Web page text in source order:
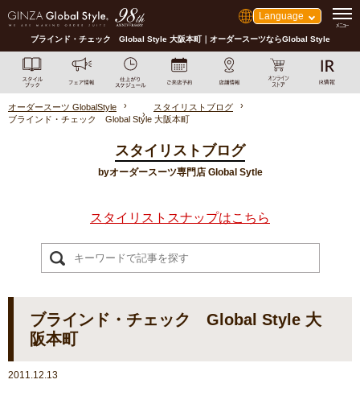
Language
ブラインド・チェック Global Style 大阪本町｜オーダースーツならGlobal Style
オーダースーツ GlobalStyle
スタイリストブログ
ブラインド・チェック Global Style 大阪本町
スタイリストブログ
byオーダースーツ専門店 Global Sytle
スタイリストスナップはこちら
ブラインド・チェック Global Style 大
阪本町
2011.12.13